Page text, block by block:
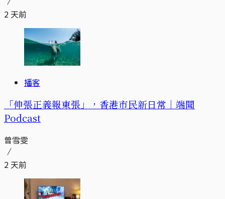
2 天前
播客
「伸張正義報東張」，香港市民新日常｜端聞
Podcast
曾雪雯
2 天前